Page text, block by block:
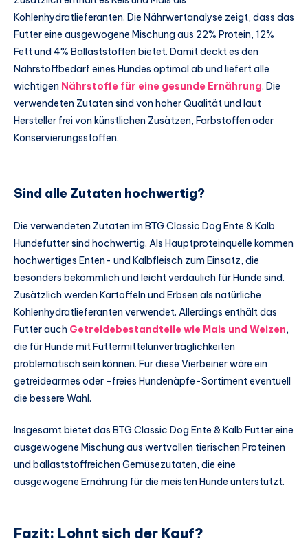
Kohlenhydratlieferanten. Die Nährwertanalyse zeigt, dass das
Futter eine ausgewogene Mischung aus 22% Protein, 12%
Fett und 4% Ballaststoffen bietet. Damit deckt es den
Nährstoffbedarf eines Hundes optimal ab und liefert alle
wichtigen Nährstoffe für eine gesunde Ernährung. Die
verwendeten Zutaten sind von hoher Qualität und laut
Hersteller frei von künstlichen Zusätzen, Farbstoffen oder
Konservierungsstoffen.
Sind alle Zutaten hochwertig?
Die verwendeten Zutaten im BTG Classic Dog Ente & Kalb
Hundefutter sind hochwertig. Als Hauptproteinquelle kommen
hochwertiges Enten- und Kalbfleisch zum Einsatz, die
besonders bekömmlich und leicht verdaulich für Hunde sind.
Zusätzlich werden Kartoffeln und Erbsen als natürliche
Kohlenhydratlieferanten verwendet. Allerdings enthält das
Futter auch Getreidebestandteile wie Mais und Weizen,
die für Hunde mit Futtermittelunverträglichkeiten
problematisch sein können. Für diese Vierbeiner wäre ein
getreidearmes oder -freies Hundenäpfe-Sortiment eventuell
die bessere Wahl.
Insgesamt bietet das BTG Classic Dog Ente & Kalb Futter eine
ausgewogene Mischung aus wertvollen tierischen Proteinen
und ballaststoffreichen Gemüsezutaten, die eine
ausgewogene Ernährung für die meisten Hunde unterstützt.
Fazit: Lohnt sich der Kauf?